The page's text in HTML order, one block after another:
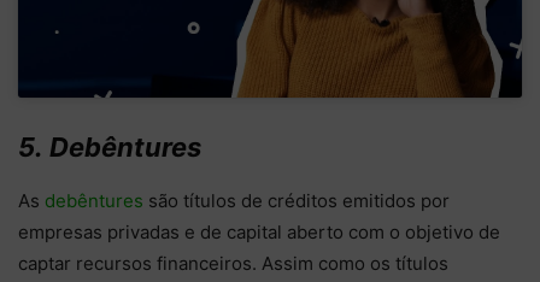
5. Debêntures
As debêntures são títulos de créditos emitidos por
empresas privadas e de capital aberto com o objetivo de
captar recursos financeiros. Assim como os títulos